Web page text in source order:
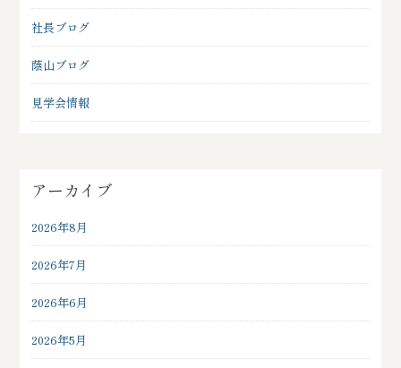
社長ブログ
蔭山ブログ
見学会情報
アーカイブ
2026年8月
2026年7月
2026年6月
2026年5月